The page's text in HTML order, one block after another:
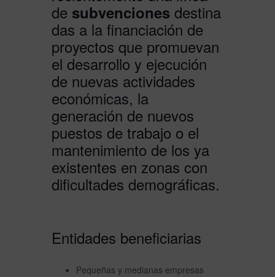
de subvenciones destina
das a la financiación de
proyectos que promuevan
el desarrollo y ejecución
de nuevas actividades
económicas, la
generación de nuevos
puestos de trabajo o el
mantenimiento de los ya
existentes en zonas con
dificultades demográficas.
Entidades beneficiarias
Pequeñas y medianas empresas